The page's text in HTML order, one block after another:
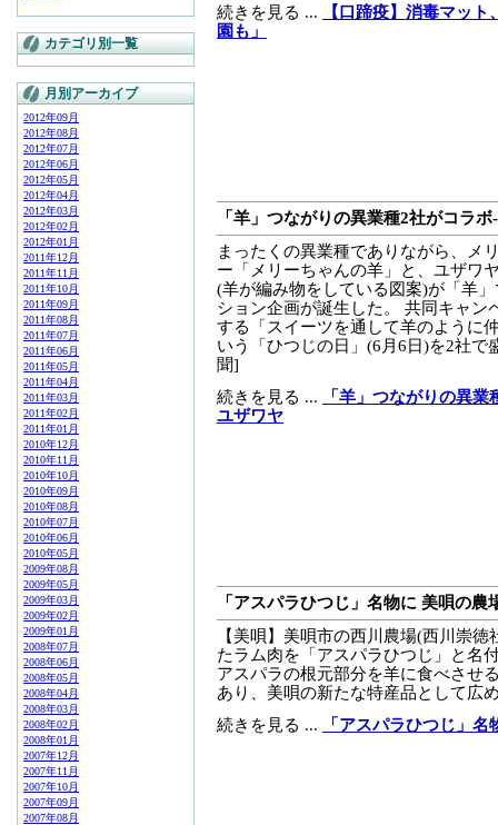
カテゴリ別一覧
月別アーカイブ
2012年09月
2012年08月
2012年07月
2012年06月
2012年05月
2012年04月
2012年03月
2012年02月
2012年01月
2011年12月
2011年11月
2011年10月
2011年09月
2011年08月
2011年07月
2011年06月
2011年05月
2011年04月
2011年03月
2011年02月
2011年01月
2010年12月
2010年11月
2010年10月
2010年09月
2010年08月
2010年07月
2010年06月
2010年05月
2009年08月
2009年05月
2009年03月
2009年02月
2009年01月
2008年07月
2008年06月
2008年05月
2008年04月
2008年03月
2008年02月
2008年01月
2007年12月
2007年11月
2007年10月
2007年09月
2007年08月
続きを見る ...
【口蹄疫】消毒マッ
園も」
「羊」つながりの異業種2社がコラ
まったくの異業種でありながら、メ
ー「メリーちゃんの羊」と、ユザワ
(羊が編み物をしている図案)が「羊
ション企画が誕生した。 共同キャン
する「スイーツを通して羊のように
いう「ひつじの日」(6月6日)を2社
聞]
続きを見る ...
「羊」つながりの異
ユザワヤ
「アスパラひつじ」名物に 美唄の農
【美唄】美唄市の西川農場(西川崇
たラム肉を「アスパラひつじ」と名
アスパラの根元部分を羊に食べさせ
あり、美唄の新たな特産品として広
続きを見る ...
「アスパラひつじ」